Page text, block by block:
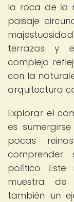
la roca de la
paisaje
terrazas y
complejo
con la
arquitectura
Explorar el
es
pocas
político.
muestra de
también un